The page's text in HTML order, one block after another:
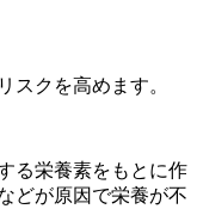
スクを高めます。
る栄養素をもとに作
どが原因で栄養が不